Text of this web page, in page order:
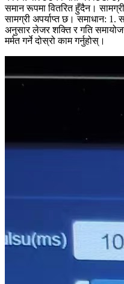
समान रूपमा वितरित हुँदैन।
सामग्री अपर्याप्त छ। समाधान:
अनुसार लेजर शक्ति र गति
मर्मत गर्ने दोस्रो काम गर्नुहोस्।